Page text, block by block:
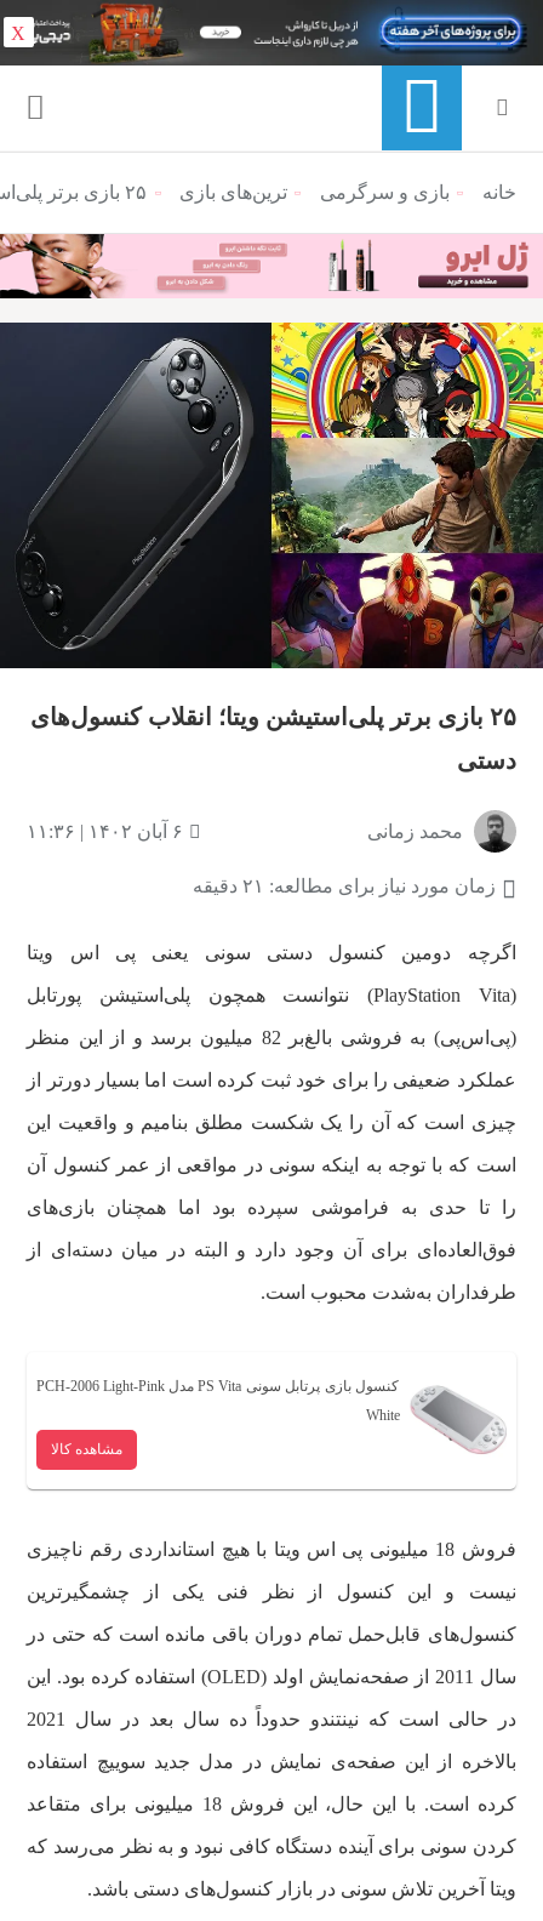
منوی ناوبری خرده نان
خانه بازی و سرگرمی ترین‌های بازی ۲۵ بازی برتر پلی‌استیشن ویتا؛ انقلاب کنسول‌های دستی
۲۵ بازی برتر پلی‌استیشن ویتا؛ انقلاب کنسول‌های
دستی
محمد زمانی ۶ آبان ۱۴۰۲ | ۱۱:۳۶
زمان مورد نیاز برای مطالعه: ۲۱ دقیقه
اگرچه دومین کنسول دستی سونی یعنی پی اس ویتا
(PlayStation Vita) نتوانست همچون پلی‌استیشن پورتابل
(پی‌اس‌پی) به فروشی بالغ‌بر 82 میلیون برسد و از این منظر
عملکرد ضعیفی را برای خود ثبت کرده است اما بسیار دورتر از
چیزی است که آن را یک شکست مطلق بنامیم و واقعیت این
است که با توجه به اینکه سونی در مواقعی از عمر کنسول آن
را تا حدی به فراموشی سپرده بود اما همچنان بازی‌های
فوق‌العاده‌ای برای آن وجود دارد و البته در میان دسته‌ای از
طرفداران به‌شدت محبوب است.
کنسول بازی پرتابل سونی PS Vita مدل PCH-2006 Light-Pink
White
مشاهده کالا
فروش 18 میلیونی پی اس ویتا با هیچ استانداردی رقم ناچیزی
نیست و این کنسول از نظر فنی یکی از چشمگیرترین
کنسول‌های قابل‌حمل تمام دوران باقی مانده است که حتی در
سال 2011 از صفحه‌نمایش اولد (OLED) استفاده کرده بود. این
در حالی است که نینتندو حدوداً ده سال بعد در سال 2021
بالاخره از این صفحه‌ی نمایش در مدل جدید سوییچ استفاده
کرده است. با این حال، این فروش 18 میلیونی برای متقاعد
کردن سونی برای آینده دستگاه کافی نبود و به نظر می‌رسد که
ویتا آخرین تلاش سونی در بازار کنسول‌های دستی باشد.
X